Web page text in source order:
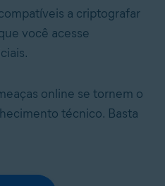
a criptografar
você acesse
online se tornem o
técnico. Basta